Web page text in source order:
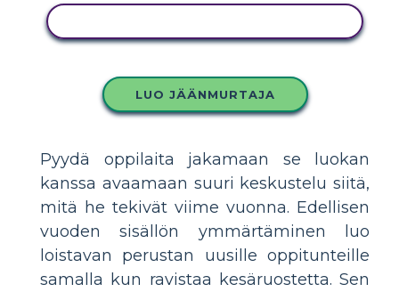
LUO JÄÄNMURTAJA
Pyydä oppilaita jakamaan se luokan
kanssa avaamaan suuri keskustelu siitä,
mitä he tekivät viime vuonna. Edellisen
vuoden sisällön ymmärtäminen luo
loistavan perustan uusille oppitunteille
samalla kun ravistaa kesäruostetta. Sen